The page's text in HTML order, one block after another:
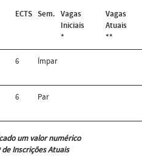
ECTS Sem. Vagas
Iniciais
*
Vagas
Atuais
**
6 Ímpar
6 Par
um valor numérico
de Inscrições Atuais